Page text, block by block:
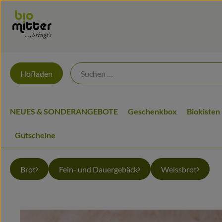
Hofladen
NEUES & SONDERANGEBOTE Geschenkbox Biokisten
Gutscheine
Brot Fein- und Dauergebäck Weissbrot